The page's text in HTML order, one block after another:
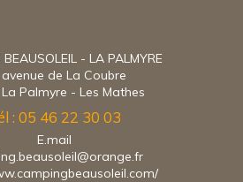
BEAUSOLEIL - LA PALMYRE
de La Coubre
Palmyre - Les Mathes
: 05 46 22 30 03
E.mail